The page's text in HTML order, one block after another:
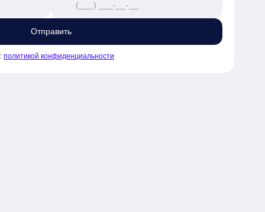
Отправить
политикой конфиденциальности